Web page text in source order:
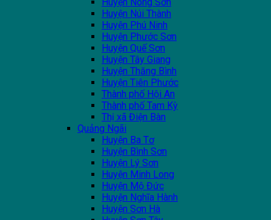
Huyện Núi Thành
Huyện Phú Ninh
Huyện Phước Sơn
Huyện Quế Sơn
Huyện Tây Giang
Huyện Thăng Bình
Huyện Tiên Phước
Thành phố Hội An
Thành phố Tam Kỳ
Thị xã Điện Bàn
Quảng Ngãi
Huyện Ba Tơ
Huyện Bình Sơn
Huyện Lý Sơn
Huyện Minh Long
Huyện Mộ Đức
Huyện Nghĩa Hành
Huyện Sơn Hà